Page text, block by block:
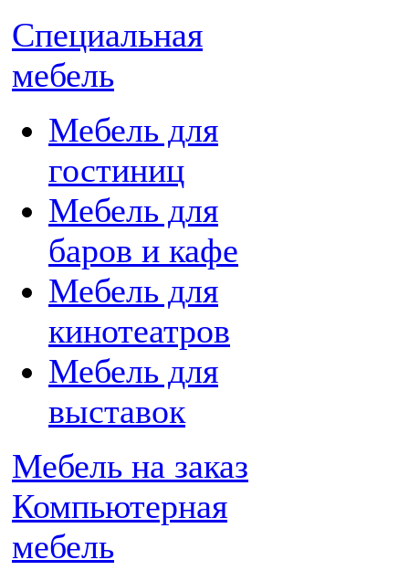
Специальная
мебель
Мебель для
гостиниц
Мебель для
баров и кафе
Мебель для
кинотеатров
Мебель для
выставок
Мебель на заказ
Компьютерная
мебель